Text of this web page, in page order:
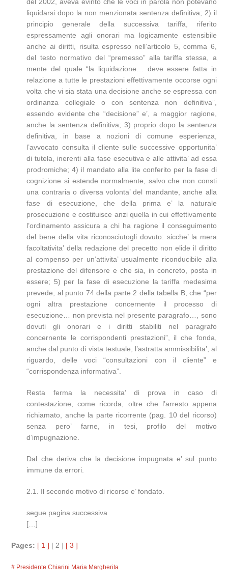
liquidarsi dopo la non menzionata sentenza definitiva; 2) il
principio generale della successiva tariffa, riferito
espressamente agli onorari ma logicamente estensibile
anche ai diritti, risulta espresso nell’articolo 5, comma 6,
del testo normativo del “premesso” alla tariffa stessa, a
mente del quale “la liquidazione… deve essere fatta in
relazione a tutte le prestazioni effettivamente occorse ogni
volta che vi sia stata una decisione anche se espressa con
ordinanza collegiale o con sentenza non definitiva”,
essendo evidente che “decisione” e’, a maggior ragione,
anche la sentenza definitiva; 3) proprio dopo la sentenza
definitiva, in base a nozioni di comune esperienza,
l’avvocato consulta il cliente sulle successive opportunita’
di tutela, inerenti alla fase esecutiva e alle attivita’ ad essa
prodromiche; 4) il mandato alla lite conferito per la fase di
cognizione si estende normalmente, salvo che non consti
una contraria o diversa volonta’ del mandante, anche alla
fase di esecuzione, che della prima e’ la naturale
prosecuzione e costituisce anzi quella in cui effettivamente
l’ordinamento assicura a chi ha ragione il conseguimento
del bene della vita riconosciutogli dovuto: sicche’ la mera
facoltativita’ della redazione del precetto non elide il diritto
al compenso per un’attivita’ usualmente riconducibile alla
prestazione del difensore e che sia, in concreto, posta in
essere; 5) per la fase di esecuzione la tariffa medesima
prevede, al punto 74 della parte 2 della tabella B, che “per
ogni altra prestazione concernente il processo di
esecuzione… non prevista nel presente paragrafo…, sono
dovuti gli onorari e i diritti stabiliti nel paragrafo
concernente le corrispondenti prestazioni”, il che fonda,
anche dal punto di vista testuale, l’astratta ammissibilita’, al
riguardo, delle voci “consultazioni con il cliente” e
“corrispondenza informativa”.
Resta ferma la necessita’ di prova in caso di
contestazione, come ricorda, oltre che l’arresto appena
richiamato, anche la parte ricorrente (pag. 10 del ricorso)
senza pero’ farne, in tesi, profilo del motivo
d’impugnazione.
Dal che deriva che la decisione impugnata e’ sul punto
immune da errori.
2.1. Il secondo motivo di ricorso e’ fondato.
segue pagina successiva
[…]
Pages: [ 1 ] [ 2 ] [ 3 ]
Presidente Chiarini Maria Margherita